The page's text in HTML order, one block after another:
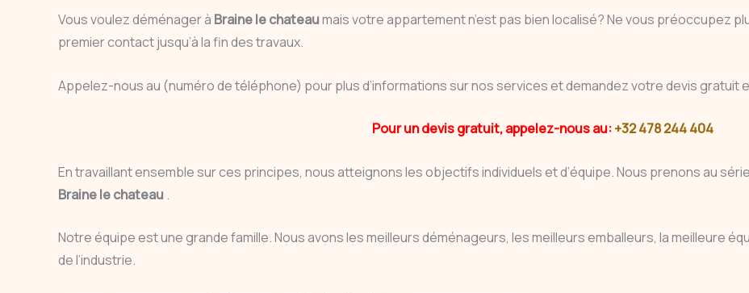
Vous voulez déménager à Braine le chateaumais votre appartement n’est pas bien localisé? Ne vous préoccupez
premier contact jusqu’à la fin des travaux.
Appelez-nous au (numéro de téléphone) pour plus d’informations sur nos services et demandez votre devis gratuit
Pour un devis gratuit, appelez-nous au:+32 478 244 404
En travaillant ensemble sur ces principes, nous atteignons les objectifs individuels et d’équipe. Nous prenons au
Braine le chateau .
Notre équipe est une grande famille. Nous avons les meilleurs déménageurs, les meilleurs emballeurs, la meilleure
de l’industrie.